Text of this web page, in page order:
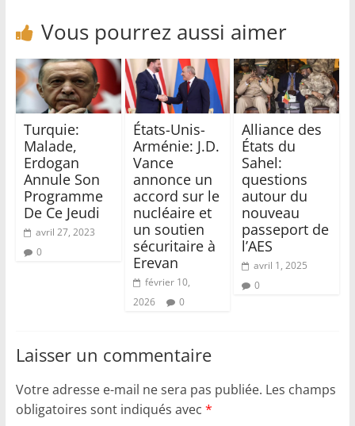
Vous pourrez aussi aimer
Turquie:
Malade,
Erdogan
Annule Son
Programme
De Ce Jeudi
avril 27, 2023
0
États-Unis-
Arménie: J.D.
Vance
annonce un
accord sur le
nucléaire et
un soutien
sécuritaire à
Erevan
février 10,
2026
0
Alliance des
États du
Sahel:
questions
autour du
nouveau
passeport de
l’AES
avril 1, 2025
0
Laisser un commentaire
Votre adresse e-mail ne sera pas publiée. Les champs
obligatoires sont indiqués avec *